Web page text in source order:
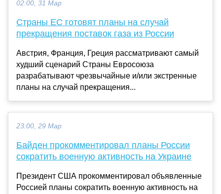
02:00, 31 Мар
Страны ЕС готовят планы на случай
прекращения поставок газа из России
Австрия, Франция, Греция рассматривают самый
худший сценарий Страны Евросоюза
разрабатывают чрезвычайные и/или экстренные
планы на случай прекращения...
23:00, 29 Мар
Байден прокомментировал планы России
сократить военную активность на Украине
Президент США прокомментировал объявленные
Россией планы сократить военную активность на